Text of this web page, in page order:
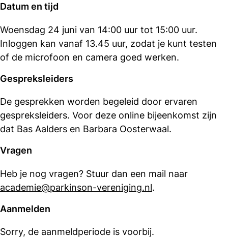
Datum en tijd
Woensdag 24 juni van 14:00 uur tot 15:00 uur.
Inloggen kan vanaf 13.45 uur, zodat je kunt testen
of de microfoon en camera goed werken.
Gespreksleiders
De gesprekken worden begeleid door ervaren
gespreksleiders. Voor deze online bijeenkomst zijn
dat Bas Aalders en Barbara Oosterwaal.
Vragen
Heb je nog vragen? Stuur dan een mail naar
academie@parkinson-vereniging.nl.
Aanmelden
Sorry, de aanmeldperiode is voorbij.